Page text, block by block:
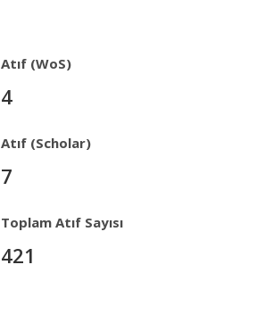
Atıf (WoS)
4
Atıf (Scholar)
7
Toplam Atıf Sayısı
421